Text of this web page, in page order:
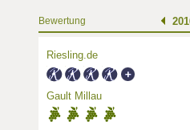
Bewertung
Riesling.de
Gault Millau